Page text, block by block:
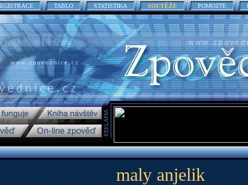
TABLO STATISTIKA SOUTĚŽE POMOZTE
maly anjelik